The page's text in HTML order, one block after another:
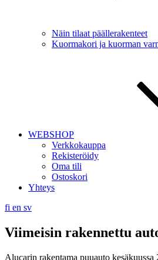
Näin tilaat päällerakenteet
Kuormakori ja kuorman
WEBSHOP
Verkkokauppa
Rekisteröidy
Oma tili
Ostoskori
Yhteys
fi en sv
Viimeisin rakennettu
Alucarin rakentama puuauto kesäkuussa